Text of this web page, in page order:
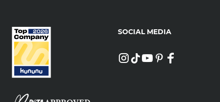
SOCIAL MEDIA